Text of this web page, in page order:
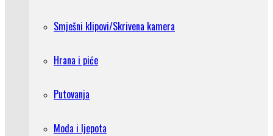
Smješni klipovi/Skrivena kamera
Hrana i piće
Putovanja
Moda i ljepota